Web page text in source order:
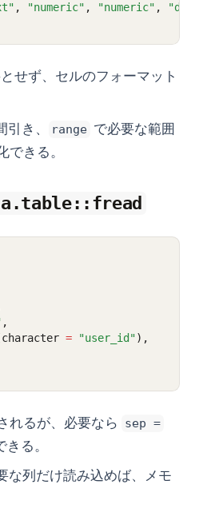
, "numeric" , "numeric" ,
せず、セルのフォーマット
き、 range で必要な範囲
きる。
,
= "user_id"),
れるが、必要なら
sep =
る。
な列だけ読み込めば、メモ